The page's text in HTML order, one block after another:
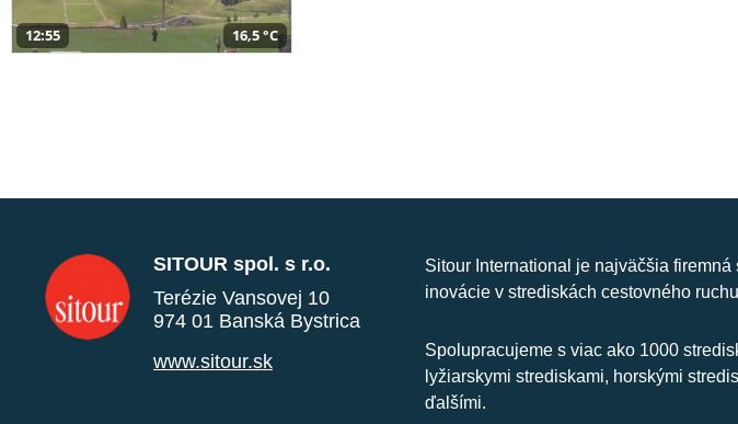
12:55 16,5 °C
SITOUR spol. s r.o.
Terézie Vansovej 10
974 01 Banská Bystrica
www.sitour.sk
Sitour International je najväčšia
inovácie v strediskách cestovného
Spolupracujeme s viac ako 1000
lyžiarskymi strediskami, horskými
ďalšími.